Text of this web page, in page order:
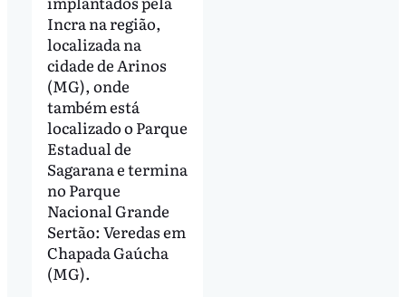
Incra na região,
localizada na
cidade de Arinos
(MG), onde
também está
localizado o Parque
Estadual de
Sagarana e termina
no Parque
Nacional Grande
Sertão: Veredas em
Chapada Gaúcha
(MG).